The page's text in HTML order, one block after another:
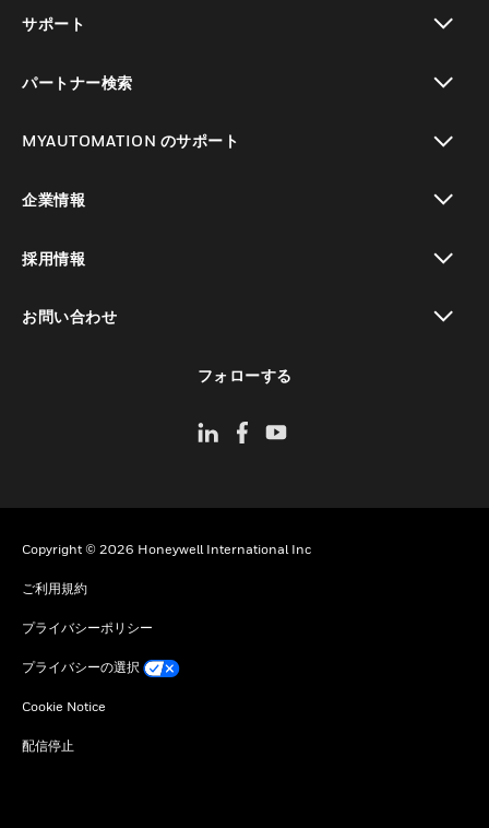
サポート
パートナー検索
MYAUTOMATION のサポート
企業情報
採用情報
お問い合わせ
フォローする
Copyright © 2026 Honeywell International Inc
ご利用規約
プライバシーポリシー
プライバシーの選択
Cookie Notice
配信停止